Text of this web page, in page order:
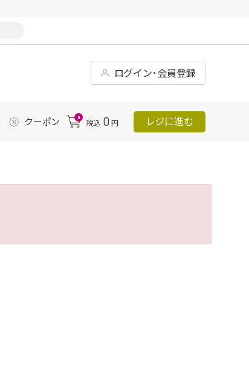
ログイン･会員登録
クーポン 0
税込 0 円 レジに進む